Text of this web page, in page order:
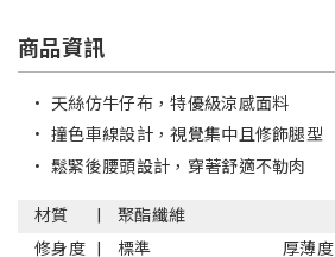
商品資訊
• 天絲仿牛仔布，特優級涼感面料
• 撞色車線設計，視覺集中且修飾腿型
• 鬆緊後腰頭設計，穿著舒適不勒肉
材質
聚酯纖維
修身度
標準 厚薄度